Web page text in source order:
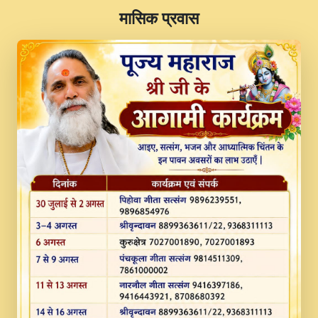
JINU SATGURU AAP BULAVE by Rasik
Pawan ji 20-11-19 Sankirtan At VEER JI
PRABHU KUTEER CHANNEL.mp3
Kina Sohna Tera Bhawan Sajaya Mata
Vaishno Devi Aarti Mata Rani Bhajan By
Lakhwinder Wadali Ji.mp3
MERE MANN VICH KANTH KALER
NEW PUNAJBI DEVOTIONAL SONG 2017
FULL VIDEO HD.mp3
Na To Roop Hai Bindu Ji Maharaj Pad - A
Divine Bhajan by Shri Indresh Ji
#BhaktiPath.mp3
Radha Rani Ki Kirpa Best Devotional
Song By Chitra Vichitra.mp3
​मासिक प्रवास